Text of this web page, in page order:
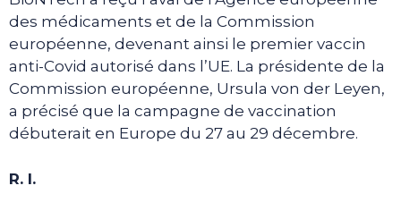
des médicaments et de la Commission
européenne, devenant ainsi le premier vaccin
anti-Covid autorisé dans l’UE. La présidente de la
Commission européenne, Ursula von der Leyen,
a précisé que la campagne de vaccination
débuterait en Europe du 27 au 29 décembre.
R. I.